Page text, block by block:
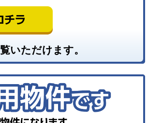
いただけます。